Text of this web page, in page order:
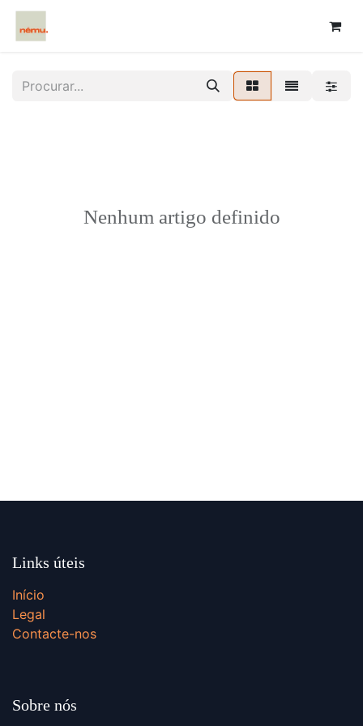
Nenhum artigo definido
Links úteis
Início
Legal
Contacte-nos
Sobre nós